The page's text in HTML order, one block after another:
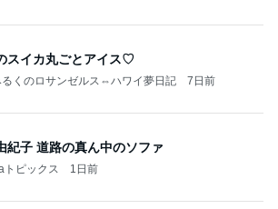
スイカ丸ごとアイス♡
るくのロサンゼルス⇔ハワイ夢日記 7日前
紀子 道路の真ん中のソファ
トピックス 1日前